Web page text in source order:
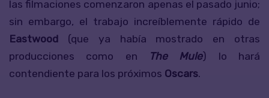
las filmaciones comenzaron apenas el pasado junio;
sin embargo, el trabajo increíblemente rápido de
Eastwood (que ya había mostrado en otras
producciones como en
The Mule) lo hará
contendiente para los próximos Oscars.